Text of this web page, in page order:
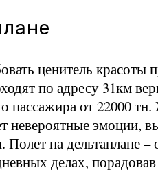
ценитель красоты
по адресу 31км
пассажира от 22000
невероятные эмоции,
на дельтаплане
делах,